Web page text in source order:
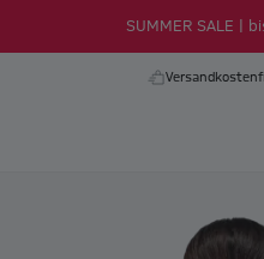
SUMMER SALE |